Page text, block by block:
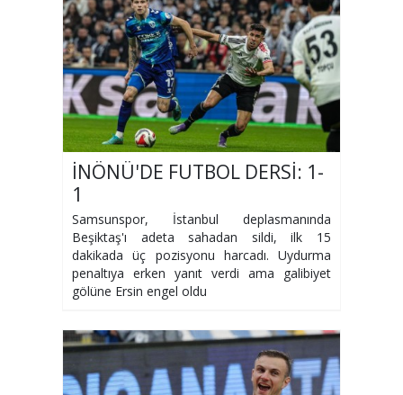
İNÖNÜ'DE FUTBOL DERSİ: 1-
1
Samsunspor, İstanbul deplasmanında
Beşiktaş'ı adeta sahadan sildi, ilk 15
dakikada üç pozisyonu harcadı. Uydurma
penaltıya erken yanıt verdi ama galibiyet
gölüne Ersin engel oldu